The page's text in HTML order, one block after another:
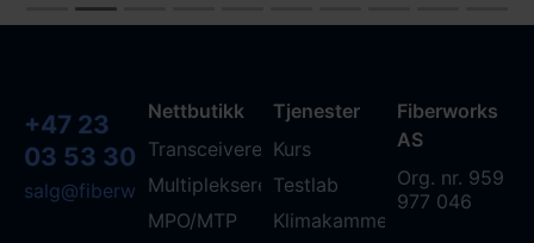
+47 23
03 53 30
salg@fiberworks.no
Nettbutikk
Transceivere
Multipleksere
MPO/MTP
Tjenester
Kurs
Testlab
Klimakammer
Fiberworks
AS
Org. nr. 959
977 046